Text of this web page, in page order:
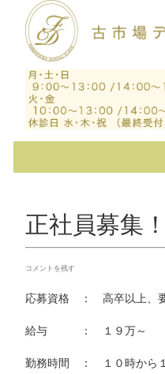
正社員募集！
コメントを残す
応募資格 ： 高卒以上、
給与 ： １９万～
勤務時間 ： １０時から